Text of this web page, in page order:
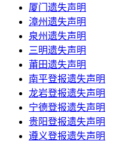
厦门遗失声明
漳州遗失声明
泉州遗失声明
三明遗失声明
莆田遗失声明
南平登报遗失声明
龙岩登报遗失声明
宁德登报遗失声明
贵阳登报遗失声明
遵义登报遗失声明